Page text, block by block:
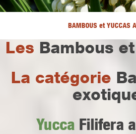
BAMBOUS et YUCCAS
Les Bambous
La catégorie
Yucca Filifera